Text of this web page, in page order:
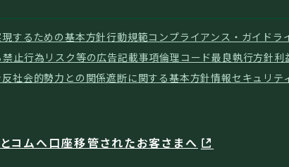
するための基本方針行動規範コンプライアンス・ガイドラ
止行為リスク等の広告記載事項倫理コード最良執行方針利
反社会的勢力との関係遮断に関する基本方針情報セキュリテ
コムへ口座移管されたお客さまへ